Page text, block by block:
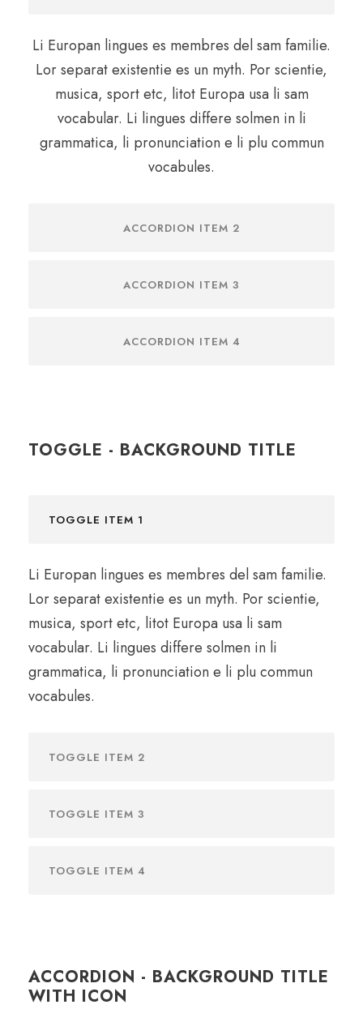
Li Europan lingues es membres del sam familie.
Lor separat existentie es un myth. Por scientie,
musica, sport etc, litot Europa usa li sam
vocabular. Li lingues differe solmen in li
grammatica, li pronunciation e li plu commun
vocabules.
ACCORDION ITEM 2
ACCORDION ITEM 3
ACCORDION ITEM 4
TOGGLE - BACKGROUND TITLE
TOGGLE ITEM 1
Li Europan lingues es membres del sam familie.
Lor separat existentie es un myth. Por scientie,
musica, sport etc, litot Europa usa li sam
vocabular. Li lingues differe solmen in li
grammatica, li pronunciation e li plu commun
vocabules.
TOGGLE ITEM 2
TOGGLE ITEM 3
TOGGLE ITEM 4
ACCORDION - BACKGROUND TITLE
WITH ICON